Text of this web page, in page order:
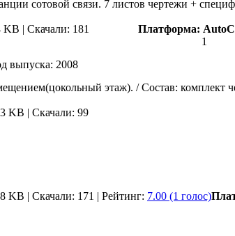
сотовой связи. 7 листов чертежи +
KB | Скачали: 181 Платформа:
1
выпуска: 2008
этаж). / Состав: комплект
KB | Скачали: 99
KB | Скачали: 171 | Рейтинг: 7.00 (1 голос)